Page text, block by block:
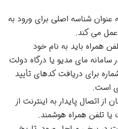
عنوان شناسه اصلی برای ورود به
عمل می کند.
همراه باید به نام خود
مای مدیو یا درگاه دولت
برای دریافت کدهای تأیید
از اتصال پایدار به اینترنت از
یا تلفن همراه هوشمند.